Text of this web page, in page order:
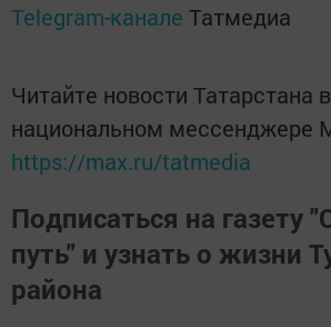
Telegram-канале Татмедиа
Читайте новости Татарстана в
национальном мессенджере
https://max.ru/tatmedia
Подписаться на газету
путь" и узнать о жизни
района